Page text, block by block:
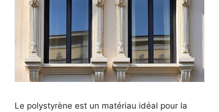
Le polystyrène est un matériau idéal pour la